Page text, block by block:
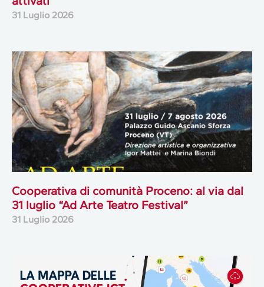
31 Luglio 2026
Cooperativa di comunità Proceno: al via dal
31 luglio “Ad Arte Teatro Festival”
31 Luglio 2026